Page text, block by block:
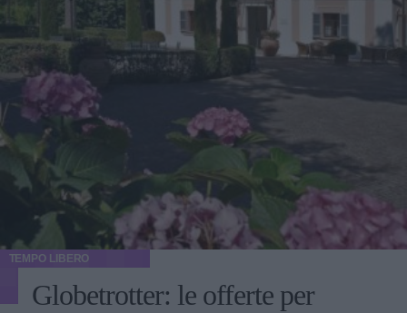
TEMPO LIBERO
Globetrotter: le offerte per